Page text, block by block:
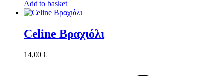
Add to basket
Celine Βραχιόλι
14,00 €